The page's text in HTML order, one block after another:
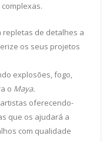
de detalhes a
os seus projetos
explosões, fogo,
o Maya.
oferecendo-
que os ajudará a
com qualidade